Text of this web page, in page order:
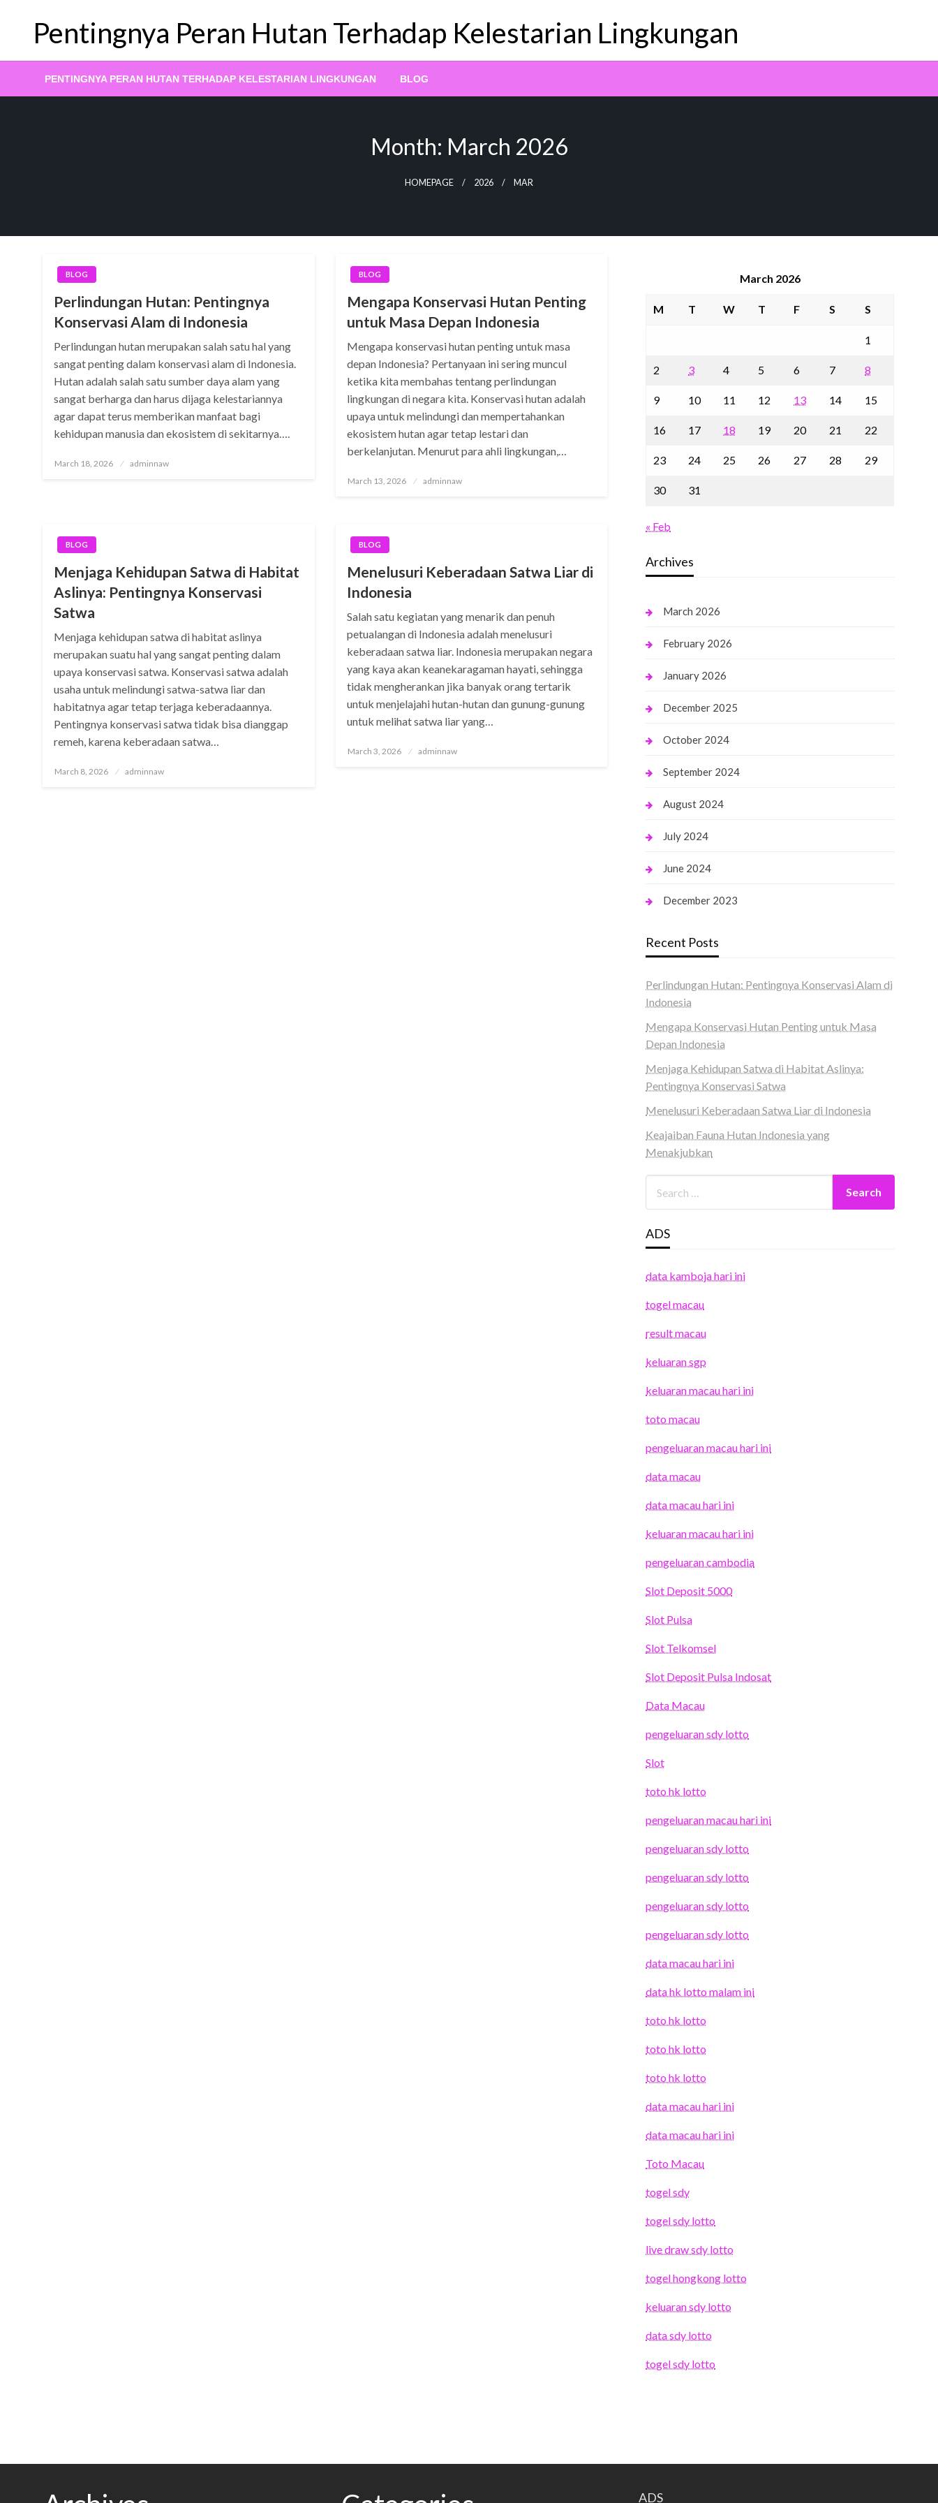
contentPentingnya Peran Hutan Terhadap Kelestarian Lingkungan
PENTINGNYA PERAN HUTAN TERHADAP KELESTARIAN LINGKUNGAN BLOG
Month: March 2026
HOMEPAGE 2026 MAR
BLOG
Perlindungan Hutan: Pentingnya
Konservasi Alam di Indonesia
Perlindungan hutan merupakan salah satu hal yang
sangat penting dalam konservasi alam di Indonesia.
Hutan adalah salah satu sumber daya alam yang
sangat berharga dan harus dijaga kelestariannya
agar dapat terus memberikan manfaat bagi
kehidupan manusia dan ekosistem di sekitarnya….
Posted
March 18, 2026 adminnaw
BLOG
Mengapa Konservasi Hutan Penting
untuk Masa Depan Indonesia
Mengapa konservasi hutan penting untuk masa
depan Indonesia? Pertanyaan ini sering muncul
ketika kita membahas tentang perlindungan
lingkungan di negara kita. Konservasi hutan adalah
upaya untuk melindungi dan mempertahankan
ekosistem hutan agar tetap lestari dan
berkelanjutan. Menurut para ahli lingkungan,…
Posted
March 13, 2026 adminnaw
BLOG
Menjaga Kehidupan Satwa di Habitat
Aslinya: Pentingnya Konservasi
Satwa
Menjaga kehidupan satwa di habitat aslinya
merupakan suatu hal yang sangat penting dalam
upaya konservasi satwa. Konservasi satwa adalah
usaha untuk melindungi satwa-satwa liar dan
habitatnya agar tetap terjaga keberadaannya.
Pentingnya konservasi satwa tidak bisa dianggap
remeh, karena keberadaan satwa…
Posted
March 8, 2026 adminnaw
BLOG
Menelusuri Keberadaan Satwa Liar di
Indonesia
Salah satu kegiatan yang menarik dan penuh
petualangan di Indonesia adalah menelusuri
keberadaan satwa liar. Indonesia merupakan negara
yang kaya akan keanekaragaman hayati, sehingga
tidak mengherankan jika banyak orang tertarik
untuk menjelajahi hutan-hutan dan gunung-gunung
untuk melihat satwa liar yang…
Posted
March 3, 2026 adminnaw
March 2026
M T W T F S S
1
2 3 4 5 6 7 8
9 10 11 12 13 14 15
16 17 18 19 20 21 22
23 24 25 26 27 28 29
30 31
« Feb
Archives
March 2026
February 2026
January 2026
December 2025
October 2024
September 2024
August 2024
July 2024
June 2024
December 2023
Recent Posts
Perlindungan Hutan: Pentingnya Konservasi Alam di
Indonesia
Mengapa Konservasi Hutan Penting untuk Masa
Depan Indonesia
Menjaga Kehidupan Satwa di Habitat Aslinya:
Pentingnya Konservasi Satwa
Menelusuri Keberadaan Satwa Liar di Indonesia
Keajaiban Fauna Hutan Indonesia yang
Menakjubkan
ADS
data kamboja hari ini
togel macau
result macau
keluaran sgp
keluaran macau hari ini
toto macau
pengeluaran macau hari ini
data macau
data macau hari ini
keluaran macau hari ini
pengeluaran cambodia
Slot Deposit 5000
Slot Pulsa
Slot Telkomsel
Slot Deposit Pulsa Indosat
Data Macau
pengeluaran sdy lotto
Slot
toto hk lotto
pengeluaran macau hari ini
pengeluaran sdy lotto
pengeluaran sdy lotto
pengeluaran sdy lotto
pengeluaran sdy lotto
data macau hari ini
data hk lotto malam ini
toto hk lotto
toto hk lotto
toto hk lotto
data macau hari ini
data macau hari ini
Toto Macau
togel sdy
togel sdy lotto
live draw sdy lotto
togel hongkong lotto
keluaran sdy lotto
data sdy lotto
togel sdy lotto
ADS